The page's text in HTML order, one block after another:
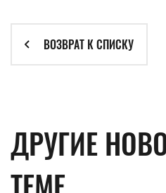
ВОЗВРАТ К СПИСКУ
ДРУГИЕ